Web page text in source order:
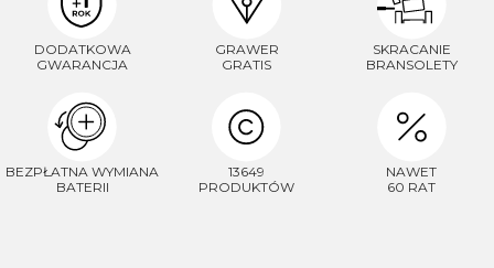
DODATKOWA
GWARANCJA
GRAWER
GRATIS
SKRACANIE
BRANSOLETY
BEZPŁATNA WYMIANA
BATERII
13649
PRODUKTÓW
NAWET
60 RAT